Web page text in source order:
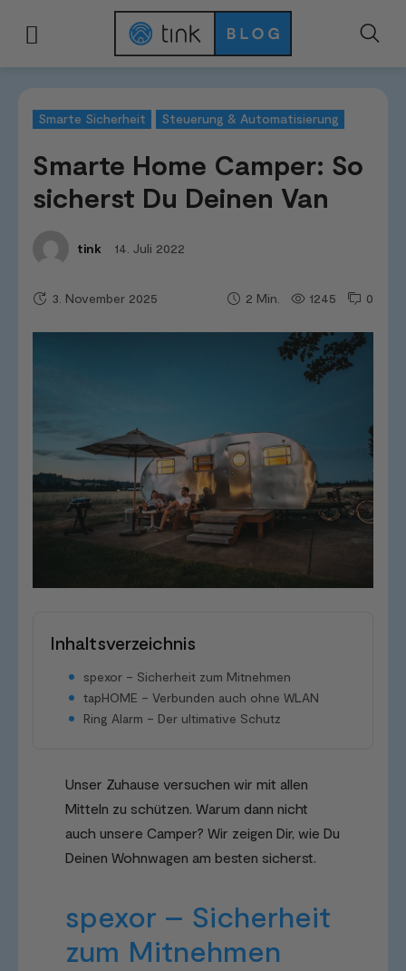
Smarte Sicherheit Steuerung & Automatisierung
Smarte Home Camper: So
sicherst Du Deinen Van
tink 14. Juli 2022
0
1245
2 Min.
3. November 2025
Inhaltsverzeichnis
spexor – Sicherheit zum Mitnehmen
tapHOME – Verbunden auch ohne WLAN
Ring Alarm – Der ultimative Schutz
Unser Zuhause versuchen wir mit allen
Mitteln zu schützen. Warum dann nicht
auch unsere Camper? Wir zeigen Dir, wie Du
Deinen Wohnwagen am besten sicherst.
spexor – Sicherheit
zum Mitnehmen